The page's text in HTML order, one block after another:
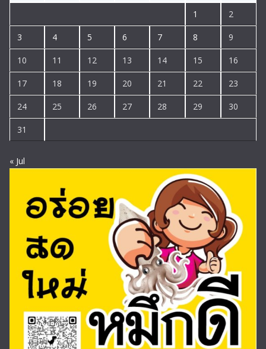
1 2
3 4 5 6 7 8 9
10 11 12 13 14 15 16
17 18 19 20 21 22 23
24 25 26 27 28 29 30
31
« Jul